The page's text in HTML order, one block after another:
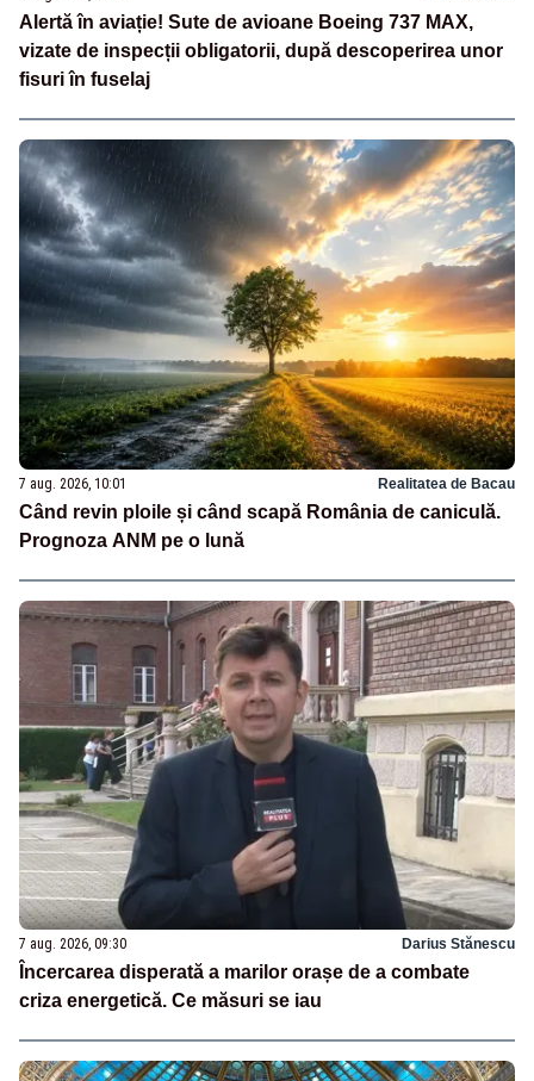
Alertă în aviație! Sute de avioane Boeing 737 MAX,
vizate de inspecții obligatorii, după descoperirea unor
fisuri în fuselaj
7 aug. 2026, 10:01 Realitatea de Bacau
Când revin ploile și când scapă România de caniculă.
Prognoza ANM pe o lună
7 aug. 2026, 09:30 Darius Stănescu
Încercarea disperată a marilor orașe de a combate
criza energetică. Ce măsuri se iau